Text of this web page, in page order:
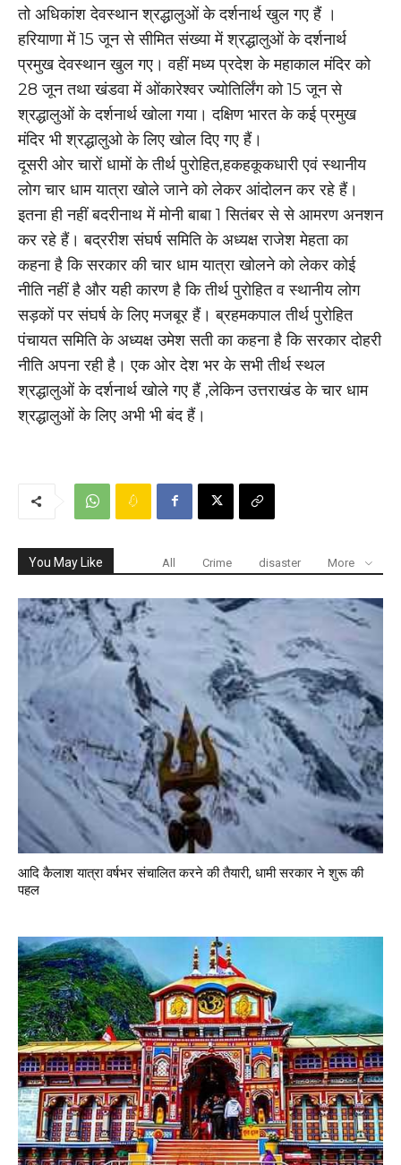
तो अधिकांश देवस्थान श्रद्धालुओं के दर्शनार्थ खुल गए हैं ।
हरियाणा में 15 जून से सीमित संख्या में श्रद्धालुओं के दर्शनार्थ
प्रमुख देवस्थान खुल गए। वहीं मध्य प्रदेश के महाकाल मंदिर को
28 जून तथा खंडवा में ओंकारेश्वर ज्योतिर्लिंग को 15 जून से
श्रद्धालुओं के दर्शनार्थ खोला गया। दक्षिण भारत के कई प्रमुख
मंदिर भी श्रद्धालुओ के लिए खोल दिए गए हैं।
दूसरी ओर चारों धामों के तीर्थ पुरोहित,हकहकूकधारी एवं स्थानीय
लोग चार धाम यात्रा खोले जाने को लेकर आंदोलन कर रहे हैं।
इतना ही नहीं बदरीनाथ में मोनी बाबा 1 सितंबर से से आमरण अनशन
कर रहे हैं। बद्ररीश संघर्ष समिति के अध्यक्ष राजेश मेहता का
कहना है कि सरकार की चार धाम यात्रा खोलने को लेकर कोई
नीति नहीं है और यही कारण है कि तीर्थ पुरोहित व स्थानीय लोग
सड़कों पर संघर्ष के लिए मजबूर हैं। ब्रहमकपाल तीर्थ पुरोहित
पंचायत समिति के अध्यक्ष उमेश सती का कहना है कि सरकार दोहरी
नीति अपना रही है। एक ओर देश भर के सभी तीर्थ स्थल
श्रद्धालुओं के दर्शनार्थ खोले गए हैं ,लेकिन उत्तराखंड के चार धाम
श्रद्धालुओं के लिए अभी भी बंद हैं।
You May Like All Crime disaster More
आदि कैलाश यात्रा वर्षभर संचालित करने की तैयारी, धामी सरकार ने शुरू की
पहल